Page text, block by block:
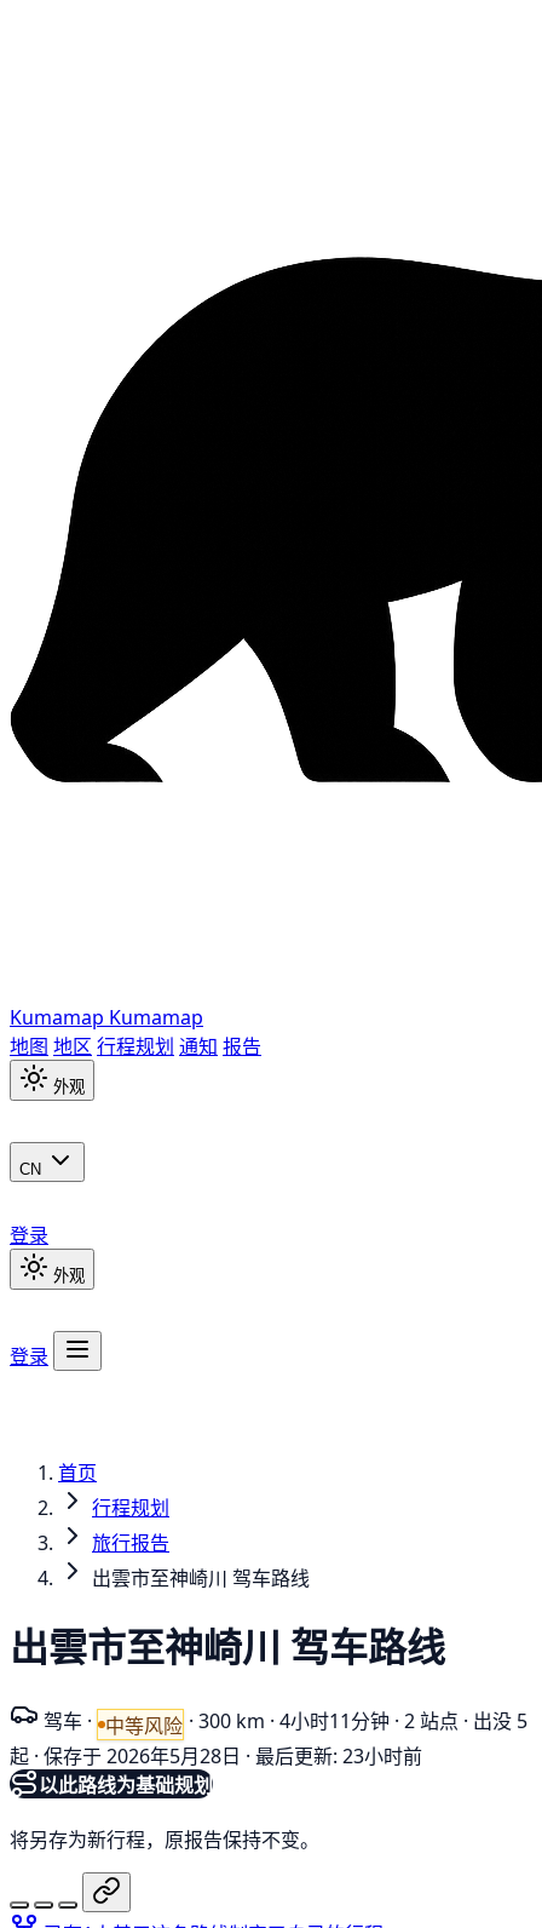
Kumamap Kumamap
地图 地区 行程规划 通知 报告
外观
CN
登录
外观
登录
首页
行程规划
旅行报告
出雲市至神崎川 驾车路线
出雲市至神崎川 驾车路线
驾车 · 中等风险 · 300 km · 4小时11分钟 · 2 站点 · 出没 5
起 · 保存于 2026年5月28日 · 最后更新: 23小时前
以此路线为基础规划
将另存为新行程，原报告保持不变。